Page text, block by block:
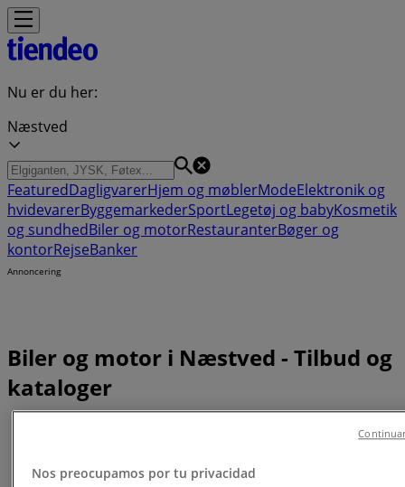
Nu er du her:
Næstved
FeaturedDagligvarerHjem og møblerModeElektronik og
hvidevarerByggemarkederSportLegetøj og babyKosmetik
og sundhedBiler og motorRestauranterBøger og
kontorRejseBanker
Annoncering
Biler og motor i Næstved - Tilbud og
kataloger
Biler og motor Tilbud i Næstved
Nos preocupamos por tu privacidad